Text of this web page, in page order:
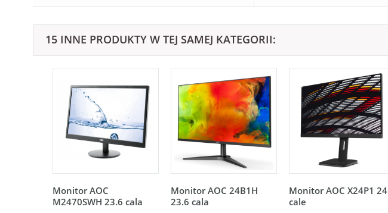
15 INNE PRODUKTY W TEJ SAMEJ KATEGORII:
Monitor AOC
M2470SWH 23.6 cala
Monitor AOC 24B1H
23.6 cala
Monitor AOC X24P1 24
cale